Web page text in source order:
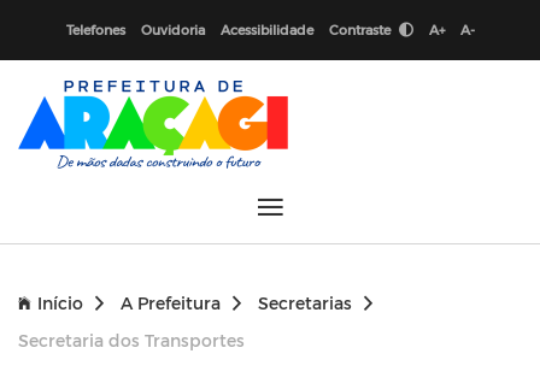
Telefones Ouvidoria Acessibilidade Contraste A+ A-
Início A Prefeitura
Secretarias
Secretaria dos Transportes